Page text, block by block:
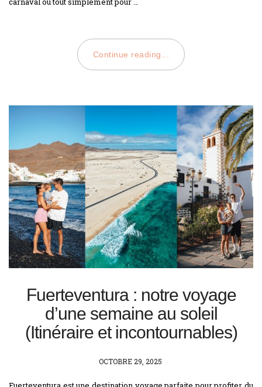
Continue reading...
Fuerteventura : notre voyage
d’une semaine au soleil
(Itinéraire et incontournables)
POSTED
OCTOBRE 29, 2025